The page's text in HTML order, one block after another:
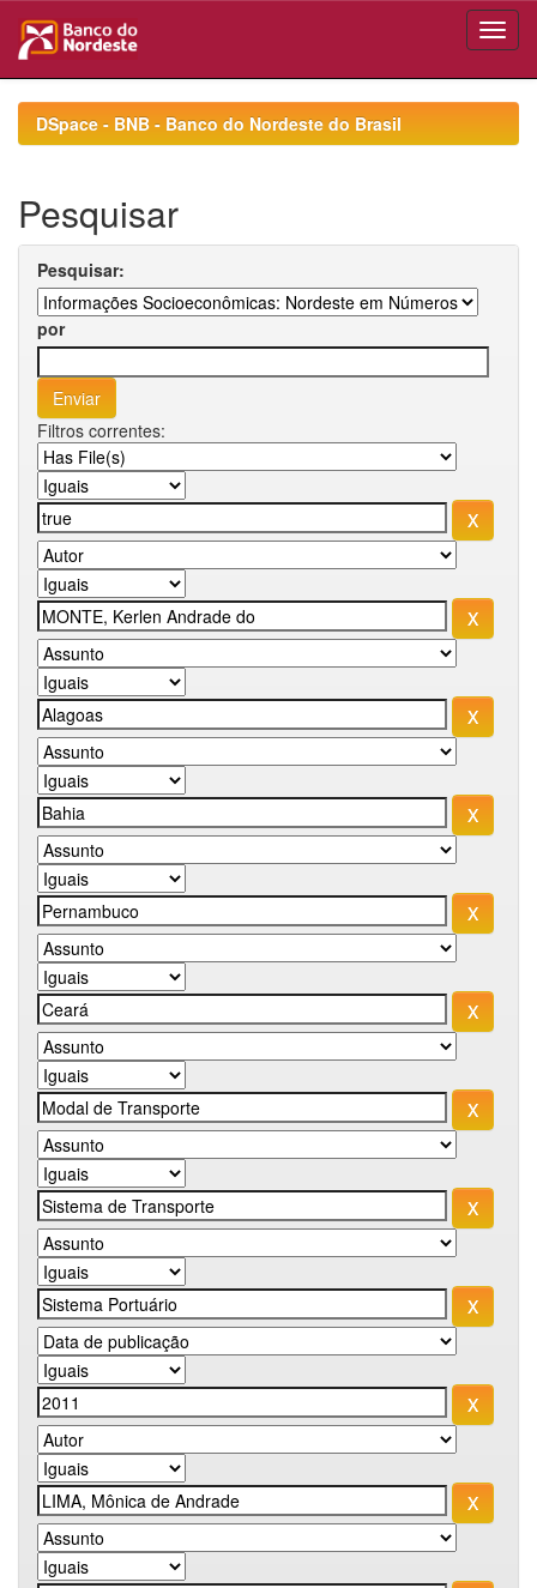
navigationDSpace - BNB - Banco do Nordeste do Brasil
Pesquisar
Pesquisar:
por
Filtros correntes: